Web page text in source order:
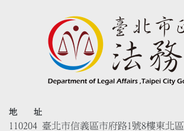
地 址
110204 臺北市信義區市府路1號8樓東北區